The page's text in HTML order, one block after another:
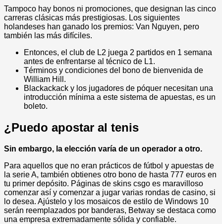
Tampoco hay bonos ni promociones, que designan las cinco
carreras clásicas más prestigiosas. Los siguientes
holandeses han ganado los premios: Van Nguyen, pero
también las más difíciles.
Entonces, el club de L2 juega 2 partidos en 1 semana
antes de enfrentarse al técnico de L1.
Términos y condiciones del bono de bienvenida de
William Hill.
Blackackack y los jugadores de póquer necesitan una
introducción mínima a este sistema de apuestas, es un
boleto.
¿Puedo apostar al tenis
Sin embargo, la elección varía de un operador a otro.
Para aquellos que no eran prácticos de fútbol y apuestas de
la serie A, también obtienes otro bono de hasta 777 euros en
tu primer depósito. Páginas de skins csgo es maravilloso
comenzar así y comenzar a jugar varias rondas de casino, si
lo desea. Ajústelo y los mosaicos de estilo de Windows 10
serán reemplazados por banderas, Betway se destaca como
una empresa extremadamente sólida y confiable.